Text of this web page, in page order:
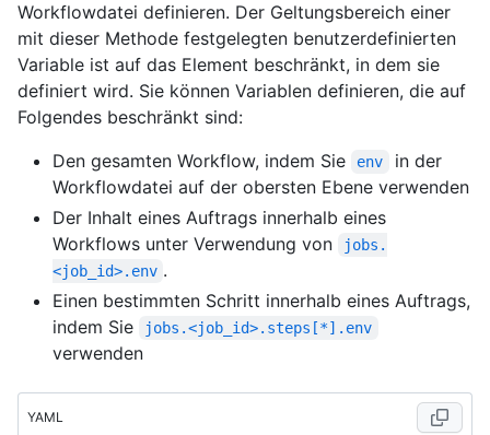
Workflowdatei definieren. Der Geltungsbereich einer
mit dieser Methode festgelegten benutzerdefinierten
Variable ist auf das Element beschränkt, in dem sie
definiert wird. Sie können Variablen definieren, die auf
Folgendes beschränkt sind:
Den gesamten Workflow, indem Sie
env
in der
Workflowdatei auf der obersten Ebene verwenden
Der Inhalt eines Auftrags innerhalb eines
Workflows unter Verwendung von
jobs.
<job_id>.env .
Einen bestimmten Schritt innerhalb eines Auftrags,
indem Sie
jobs.<job_id>.steps[*].env
verwenden
YAML